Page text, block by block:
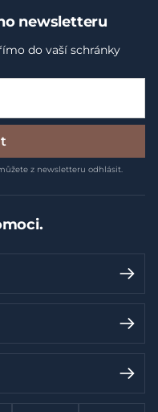
newsletteru
do vaší schránky
z newsletteru odhlásit.